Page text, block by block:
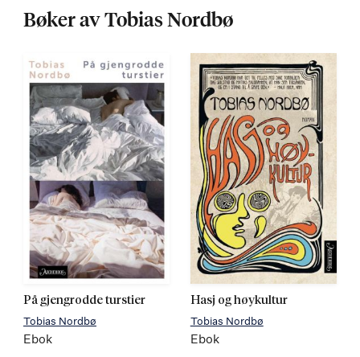
Bøker av Tobias Nordbø
På gjengrodde turstier
Tobias Nordbø
Ebok
Hasj og høykultur
Tobias Nordbø
Ebok